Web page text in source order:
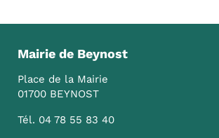
Mairie de Beynost
Place de la Mairie
01700 BEYNOST
Tél. 04 78 55 83 40